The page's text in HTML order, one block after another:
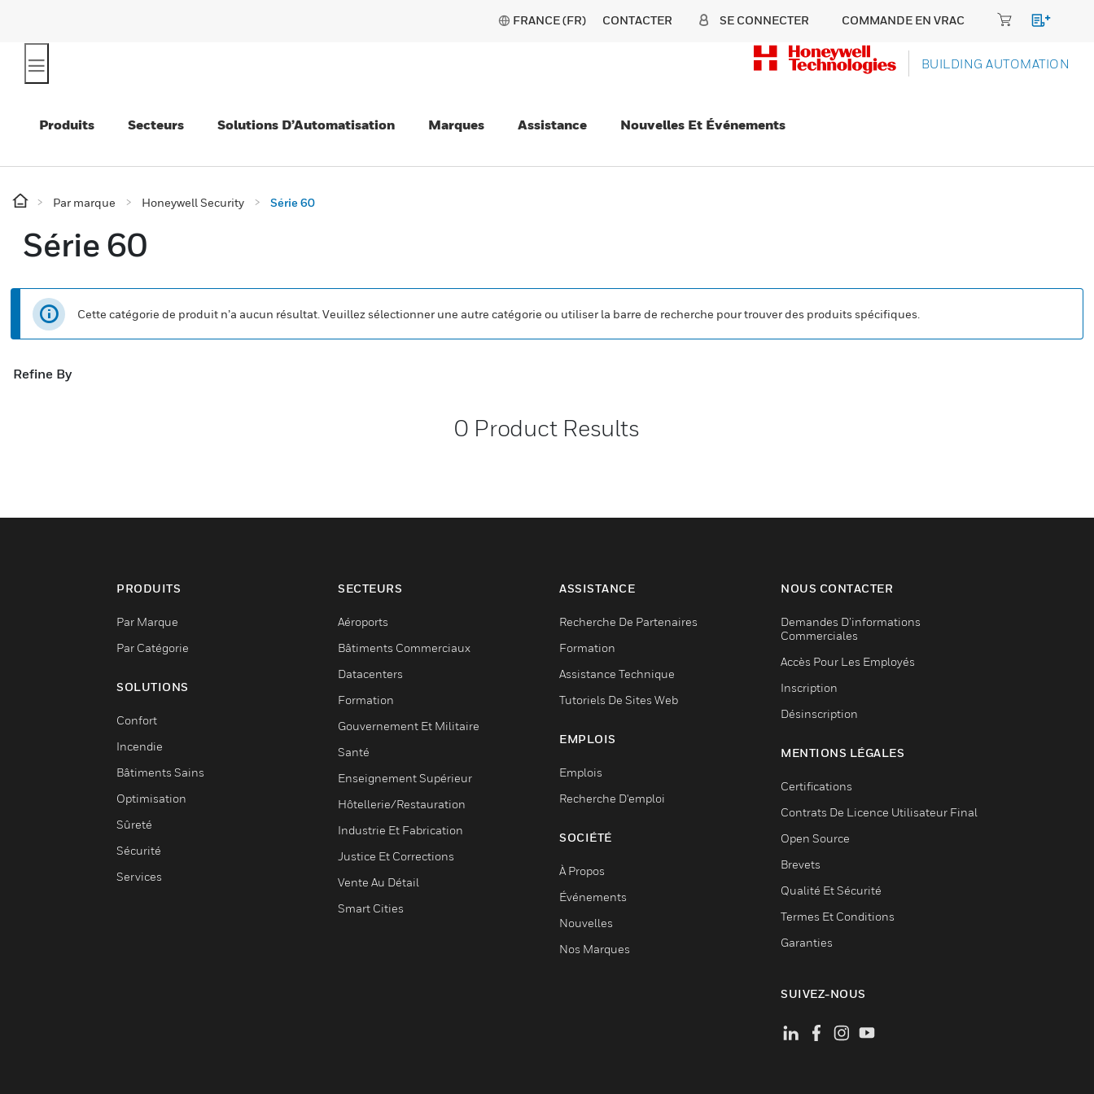
FRANCE (FR) CONTACTER SE CONNECTER COMMANDE EN VRAC
BUILDING AUTOMATION
Produits Secteurs Solutions D’Automatisation Marques Assistance Nouvelles Et Événements
Par marque Honeywell Security Série 60
Série 60
Cette catégorie de produit n’a aucun résultat. Veuillez sélectionner une autre catégorie ou utiliser la barre de recherche pour trouver des produits spécifiques.
Refine By
0 Product Results
PRODUITS
Par Marque
Par Catégorie
SOLUTIONS
Confort
Incendie
Bâtiments Sains
Optimisation
Sûreté
Sécurité
Services
SECTEURS
Aéroports
Bâtiments Commerciaux
Datacenters
Formation
Gouvernement Et Militaire
Santé
Enseignement Supérieur
Hôtellerie/Restauration
Industrie Et Fabrication
Justice Et Corrections
Vente Au Détail
Smart Cities
ASSISTANCE
Recherche De Partenaires
Formation
Assistance Technique
Tutoriels De Sites Web
EMPLOIS
Emplois
Recherche D'emploi
SOCIÉTÉ
À Propos
Événements
Nouvelles
Nos Marques
NOUS CONTACTER
Demandes D’informations
Commerciales
Accès Pour Les Employés
Inscription
Désinscription
MENTIONS LÉGALES
Certifications
Contrats De Licence Utilisateur Final
Open Source
Brevets
Qualité Et Sécurité
Termes Et Conditions
Garanties
SUIVEZ-NOUS